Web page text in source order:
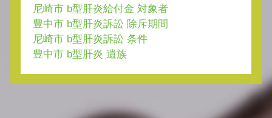
尼崎市 b型肝炎給付金 対象者
豊中市 b型肝炎訴訟 除斥期間
尼崎市 b型肝炎訴訟 条件
豊中市 b型肝炎 遺族